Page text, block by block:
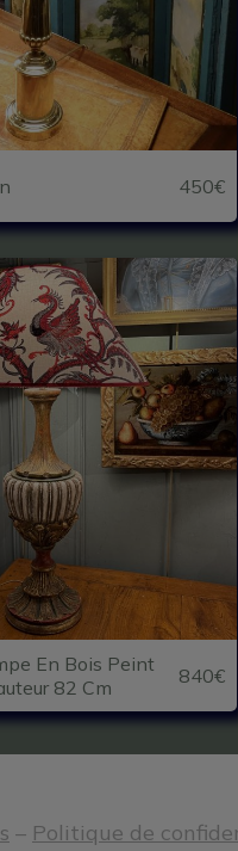
450€
En Bois Peint
82 Cm
840€
– Politique de